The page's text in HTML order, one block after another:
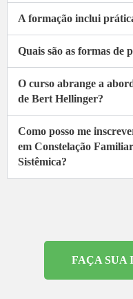
A formação inclui
Quais são as formas de
O curso abrange a
de Bert Hellinger?
Como posso me
em Constelação
Sistêmica?
FAÇA SUA